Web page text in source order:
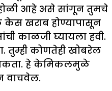
होळी आहे असे सांगून तुमचे
खराब होण्यापासून
काळजी घ्यायला हवी.
तुम्ही कोणतेही खोबरेल
हे केमिकलमुळे
वाचवेल.